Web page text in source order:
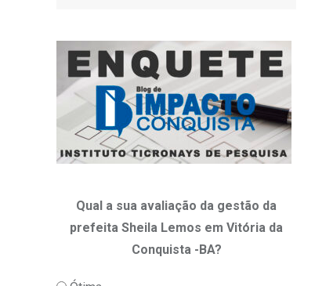
Qual a sua avaliação da gestão da
prefeita Sheila Lemos em Vitória da
Conquista -BA?